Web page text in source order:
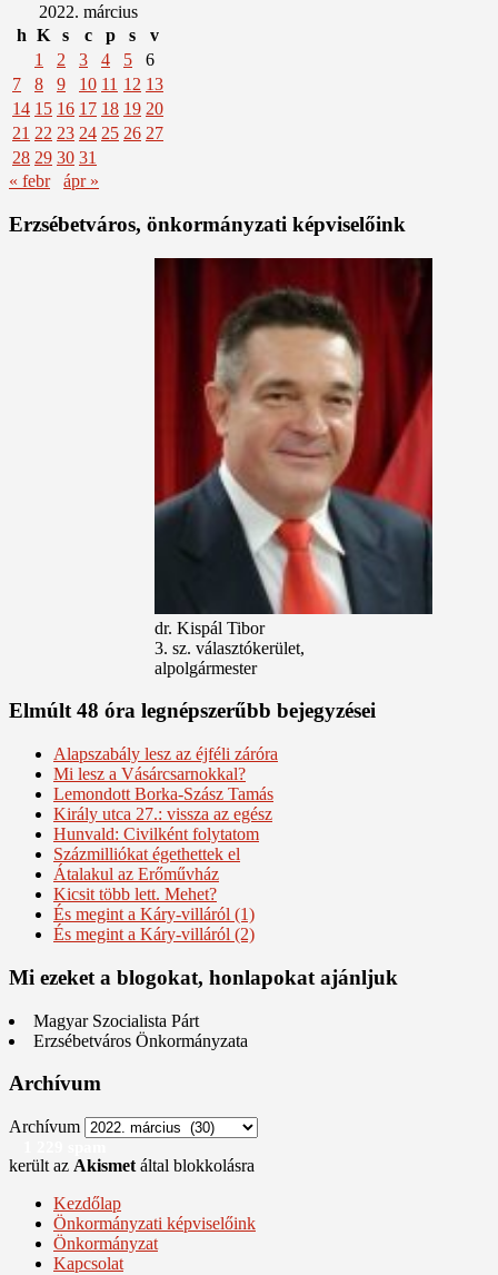
2022. március
h K s c p s
v
1
2 3 4 5
6
7
8 9 10 11 12 13
14 15 16 17 18 19 20
21 22 23 24 25 26 27
28 29 30 31
« febr
ápr »
Erzsébetváros, önkormányzati képviselőink
dr. Kispál Tibor
3. sz. választókerület,
alpolgármester
Elmúlt 48 óra legnépszerűbb bejegyzései
Alapszabály lesz az éjféli záróra
Mi lesz a Vásárcsarnokkal?
Lemondott Borka-Szász Tamás
Király utca 27.: vissza az egész
Hunvald: Civilként folytatom
Százmilliókat égethettek el
Átalakul az Erőművház
Kicsit több lett. Mehet?
És megint a Káry-villáról (1)
És megint a Káry-villáról (2)
Mi ezeket a blogokat, honlapokat ajánljuk
Magyar Szocialista Párt
Erzsébetváros Önkormányzata
Archívum
Archívum
került az Akismet által blokkolásra
Kezdőlap
Önkormányzati képviselőink
Önkormányzat
Kapcsolat